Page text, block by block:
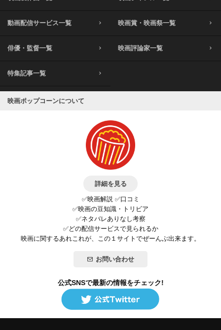
動画配信サービス一覧 映画賞・映画祭一覧
俳優・監督一覧 映画評論家一覧
特集記事一覧
映画ポップコーンについて
詳細を見る
✅映画解説 ✅口コミ
✅映画の豆知識・トリビア
✅ネタバレありなし考察
✅どの配信サービスで見られるか
映画に関するあれこれが、この１サイトでぜーんぶ出来ます。
お問い合わせ
公式SNSで最新の情報をチェック!